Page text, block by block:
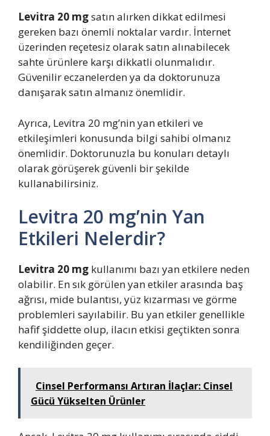
Levitra 20 mgsatın alırken dikkat edilmesi
gereken bazı önemli noktalar vardır. İnternet
üzerinden reçetesiz olarak satın alınabilecek
sahte ürünlere karşı dikkatli olunmalıdır.
Güvenilir eczanelerden ya da doktorunuza
danışarak satın almanız önemlidir.
Ayrıca, Levitra 20 mg’nin yan etkileri ve
etkileşimleri konusunda bilgi sahibi olmanız
önemlidir. Doktorunuzla bu konuları detaylı
olarak görüşerek güvenli bir şekilde
kullanabilirsiniz.
Levitra 20 mg’nin Yan
Etkileri Nelerdir?
Levitra 20 mg kullanımı bazı yan etkilere neden
olabilir. En sık görülen yan etkiler arasında baş
ağrısı, mide bulantısı, yüz kızarması ve görme
problemleri sayılabilir. Bu yan etkiler genellikle
hafif şiddette olup, ilacın etkisi geçtikten sonra
kendiliğinden geçer.
Cinsel Performansı Artıran İlaçlar: Cinsel
Gücü Yükselten Ürünler